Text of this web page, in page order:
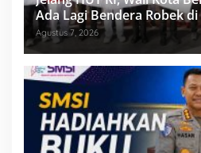
Ada Lagi Bendera Robek
Agustus 7, 2026